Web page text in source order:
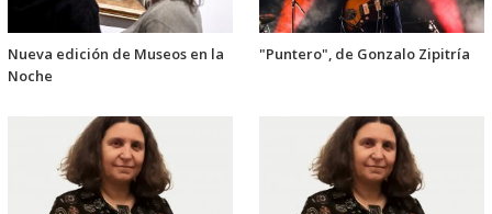
Nueva edición de Museos en la
Noche
"Puntero", de Gonzalo Zipitría